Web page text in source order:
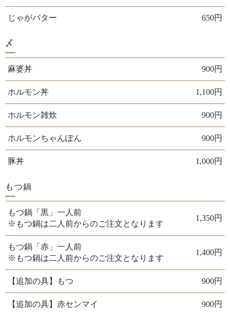
じゃがバター 650円
〆
麻婆丼 900円
ホルモン丼 1,100円
ホルモン雑炊 900円
ホルモンちゃんぽん 900円
豚丼 1,000円
もつ鍋
もつ鍋「黒」一人前
※もつ鍋は二人前からのご注文となります
1,350円
もつ鍋「赤」一人前
※もつ鍋は二人前からのご注文となります
1,400円
【追加の具】もつ 900円
【追加の具】赤センマイ 900円